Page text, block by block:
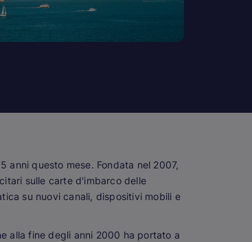
questo mese. Fondata nel 2007,
sulle carte d'imbarco delle
su nuovi canali, dispositivi mobili e
alla fine degli anni 2000 ha portato a